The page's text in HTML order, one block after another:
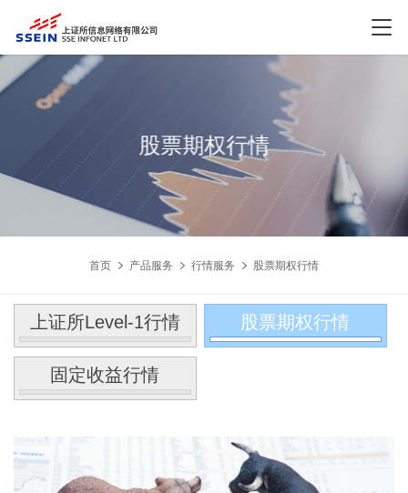
股票期权行情
首页 产品服务 行情服务 股票期权行情
上证所Level-1行情 股票期权行情
固定收益行情